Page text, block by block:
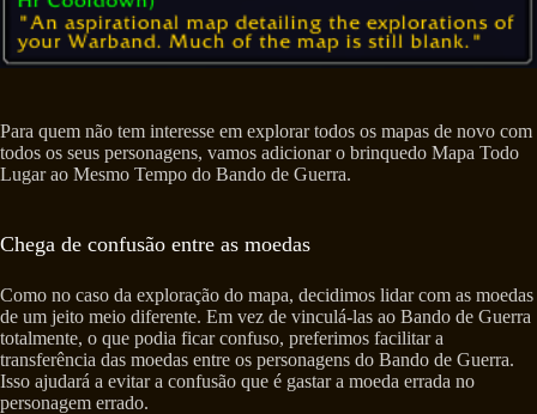
Para quem não tem interesse em explorar todos os mapas de novo com
todos os seus personagens, vamos adicionar o brinquedo Mapa Todo
Lugar ao Mesmo Tempo do Bando de Guerra.
Chega de confusão entre as moedas
Como no caso da exploração do mapa, decidimos lidar com as moedas
de um jeito meio diferente. Em vez de vinculá-las ao Bando de Guerra
totalmente, o que podia ficar confuso, preferimos facilitar a
transferência das moedas entre os personagens do Bando de Guerra.
Isso ajudará a evitar a confusão que é gastar a moeda errada no
personagem errado.